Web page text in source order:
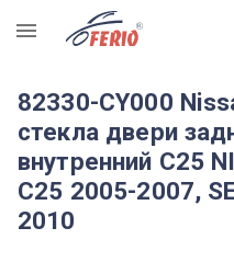
R
82330-CY000
стекла двери
внутренний C25
C25 2005-2007,
2010